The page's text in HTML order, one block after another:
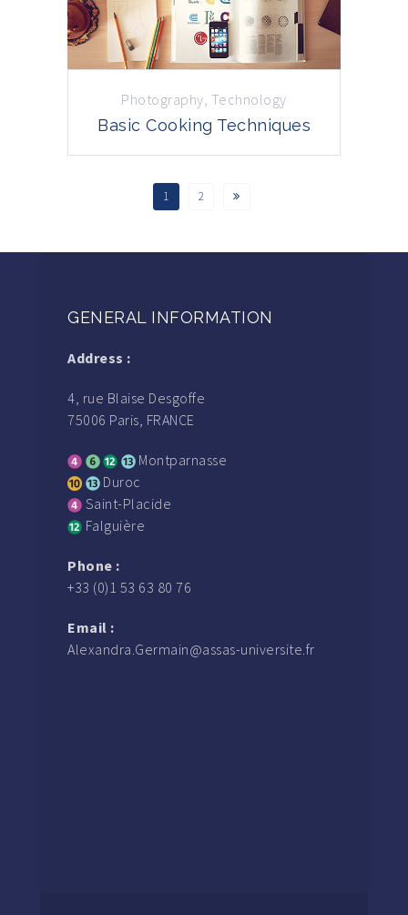
Photography Technology
Basic Cooking Techniques
1 2
GENERAL INFORMATION
Address :
4, rue Blaise Desgoffe
75006 Paris, FRANCE
Montparnasse
Duroc
Saint-Placide
Falguière
Phone :
+33 (0)1 53 63 80 76
Email :
Alexandra.Germain@assas-universite.fr